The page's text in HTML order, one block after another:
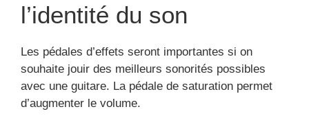
l’identité du son
Les pédales d’effets seront importantes si on
souhaite jouir des meilleurs sonorités possibles
avec une guitare. La pédale de saturation permet
d’augmenter le volume.